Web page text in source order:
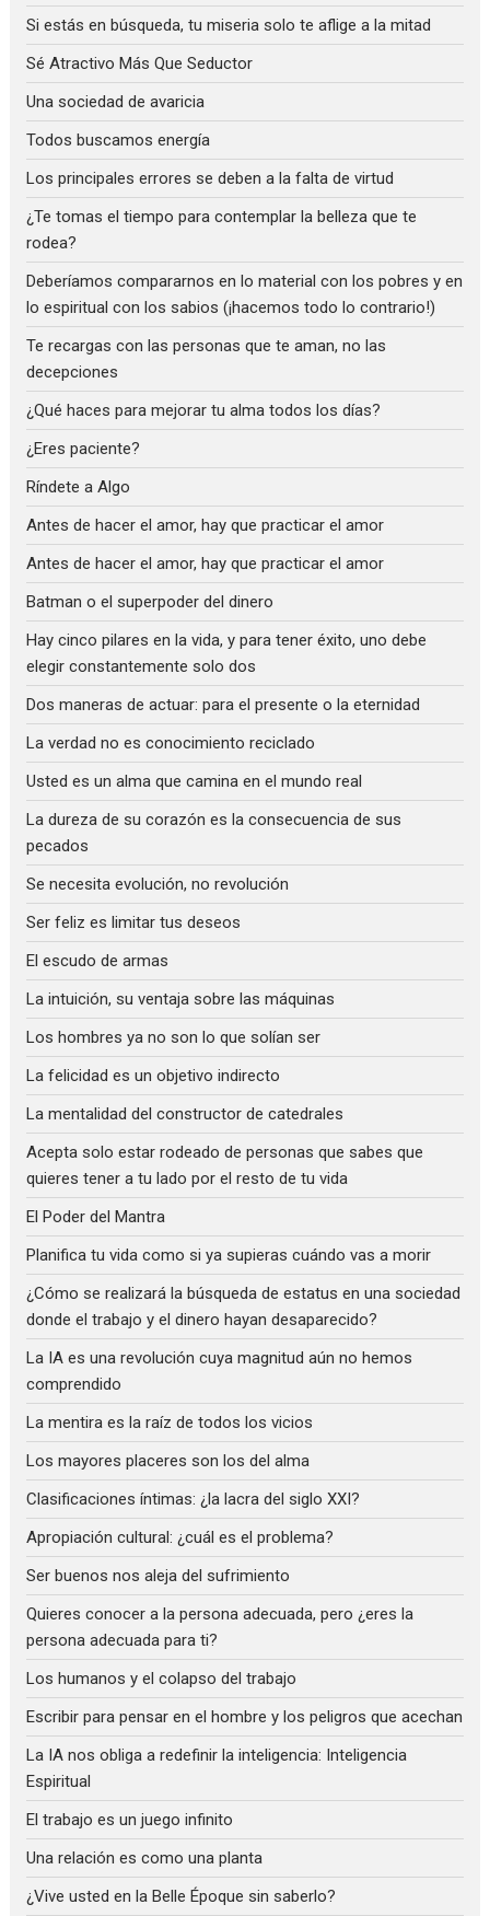
Si estás en búsqueda, tu miseria solo te aflige a la mitad
Sé Atractivo Más Que Seductor
Una sociedad de avaricia
Todos buscamos energía
Los principales errores se deben a la falta de virtud
¿Te tomas el tiempo para contemplar la belleza que te
rodea?
Deberíamos compararnos en lo material con los pobres y en
lo espiritual con los sabios (¡hacemos todo lo contrario!)
Te recargas con las personas que te aman, no las
decepciones
¿Qué haces para mejorar tu alma todos los días?
¿Eres paciente?
Ríndete a Algo
Antes de hacer el amor, hay que practicar el amor
Antes de hacer el amor, hay que practicar el amor
Batman o el superpoder del dinero
Hay cinco pilares en la vida, y para tener éxito, uno debe
elegir constantemente solo dos
Dos maneras de actuar: para el presente o la eternidad
La verdad no es conocimiento reciclado
Usted es un alma que camina en el mundo real
La dureza de su corazón es la consecuencia de sus
pecados
Se necesita evolución, no revolución
Ser feliz es limitar tus deseos
El escudo de armas
La intuición, su ventaja sobre las máquinas
Los hombres ya no son lo que solían ser
La felicidad es un objetivo indirecto
La mentalidad del constructor de catedrales
Acepta solo estar rodeado de personas que sabes que
quieres tener a tu lado por el resto de tu vida
El Poder del Mantra
Planifica tu vida como si ya supieras cuándo vas a morir
¿Cómo se realizará la búsqueda de estatus en una sociedad
donde el trabajo y el dinero hayan desaparecido?
La IA es una revolución cuya magnitud aún no hemos
comprendido
La mentira es la raíz de todos los vicios
Los mayores placeres son los del alma
Clasificaciones íntimas: ¿la lacra del siglo XXI?
Apropiación cultural: ¿cuál es el problema?
Ser buenos nos aleja del sufrimiento
Quieres conocer a la persona adecuada, pero ¿eres la
persona adecuada para ti?
Los humanos y el colapso del trabajo
Escribir para pensar en el hombre y los peligros que acechan
La IA nos obliga a redefinir la inteligencia: Inteligencia
Espiritual
El trabajo es un juego infinito
Una relación es como una planta
¿Vive usted en la Belle Époque sin saberlo?